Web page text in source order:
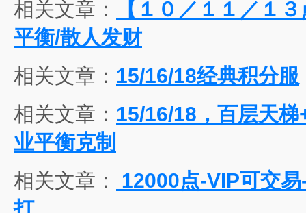
相关文章：
【１０／１１／１
平衡/散人发财
相关文章： 15/16/18经典积分服
相关文章： 15/16/18，百层天
业平衡克制
相关文章：
12000点-VIP可交